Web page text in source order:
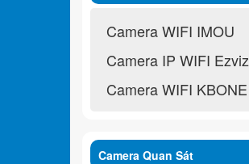
Không Dây
Camera WIFI IMOU
Camera IP WIFI Ezviz
Camera WIFI KBONE
Camera Quan Sát